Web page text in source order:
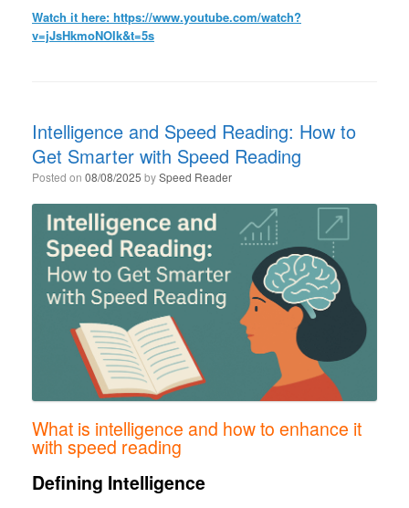
Watch it here: https://www.youtube.com/watch?
v=jJsHkmoNOIk&t=5s
Intelligence and Speed Reading: How to
Get Smarter with Speed Reading
Posted on 08/08/2025 bySpeed Reader
What is intelligence and how to enhance it
with speed reading
Defining Intelligence